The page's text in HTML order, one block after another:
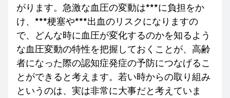
がります。急激な血圧の変動は***に負担をか
け、***梗塞や***出血のリスクになりますの
で、どんな時に血圧が変化するのかを知るよう
な血圧変動の特性を把握しておくことが、高齢
者になった際の認知症発症の予防につなげるこ
とができると考えます。若い時からの取り組み
というのは、実は非常に大事だと考えていま